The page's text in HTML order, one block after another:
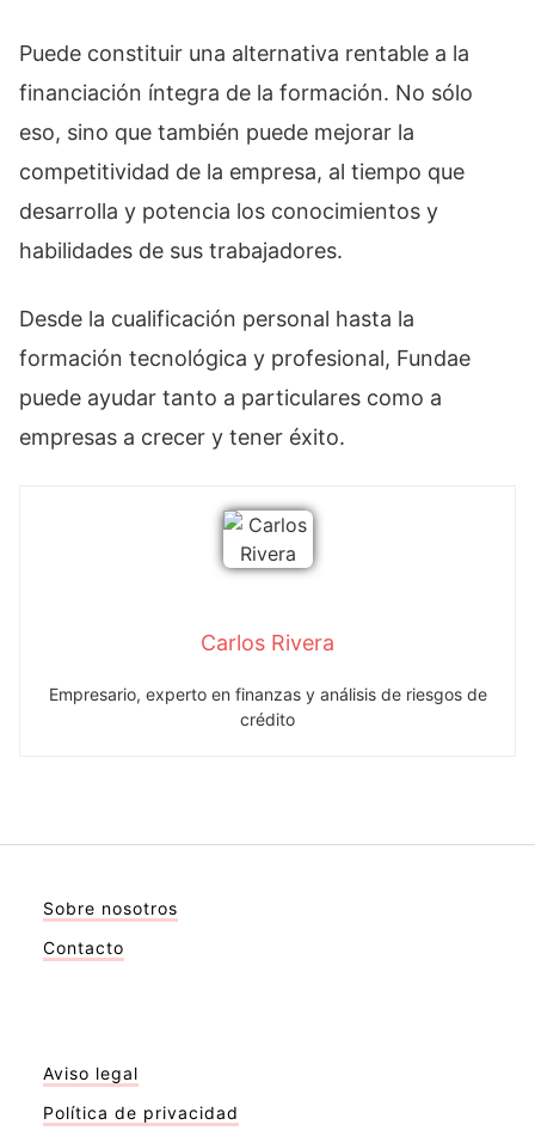
Puede constituir una alternativa rentable a la
financiación íntegra de la formación. No sólo
eso, sino que también puede mejorar la
competitividad de la empresa, al tiempo que
desarrolla y potencia los conocimientos y
habilidades de sus trabajadores.
Desde la cualificación personal hasta la
formación tecnológica y profesional, Fundae
puede ayudar tanto a particulares como a
empresas a crecer y tener éxito.
Carlos Rivera
Empresario, experto en finanzas y análisis de riesgos de
crédito
Sobre nosotros
Contacto
Aviso legal
Política de privacidad